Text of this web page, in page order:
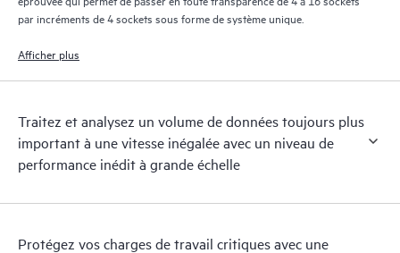
par incréments de 4 sockets sous forme de système unique.
Afficher plus
Traitez et analysez un volume de données toujours plus
important à une vitesse inégalée avec un niveau de
performance inédit à grande échelle
Protégez vos charges de travail critiques avec une